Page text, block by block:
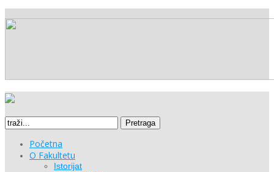
Pretraga
Početna
O Fakultetu
Istorijat